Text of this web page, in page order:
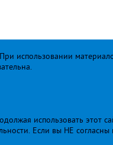
использовании
использовать этот
. Если вы НЕ согласны